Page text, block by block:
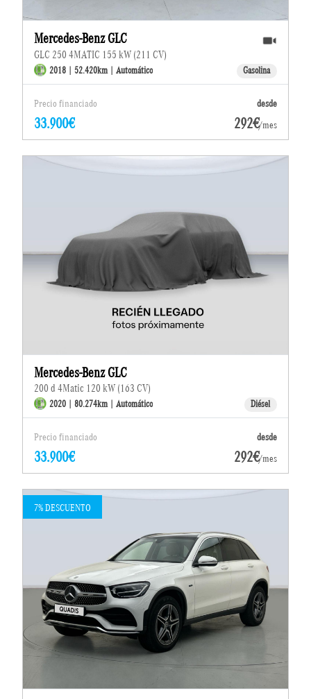
Mercedes-Benz GLC
GLC 250 4MATIC 155 kW (211 CV)
2018 | 52.420km | Automático Gasolina
Precio financiado desde
33.900€ 292€/mes
Mercedes-Benz GLC
200 d 4Matic 120 kW (163 CV)
2020 | 80.274km | Automático Diésel
Precio financiado desde
33.900€ 292€/mes
7% DESCUENTO